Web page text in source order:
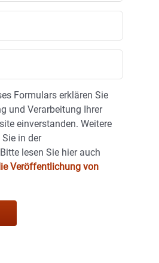
Formulars erklären Sie
und Verarbeitung Ihrer
einverstanden. Weitere
in der
Bitte lesen Sie hier auch
Veröffentlichung von